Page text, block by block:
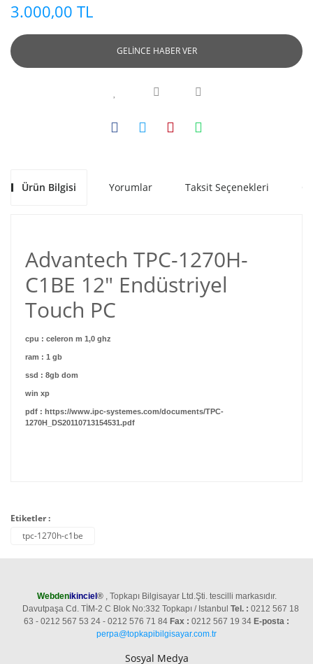
3.000,00 TL
GELİNCE HABER VER
Ürün Bilgisi Yorumlar Taksit Seçenekleri
Advantech TPC-1270H-
C1BE 12" Endüstriyel
Touch PC
cpu : celeron m 1,0 ghz
ram : 1 gb
ssd : 8gb dom
win xp
pdf : https://www.ipc-systemes.com/documents/TPC-
1270H_DS20110713154531.pdf
Etiketler :
tpc-1270h-c1be
Webdenikinciel ®, Topkapı Bilgisayar Ltd.Şti. tescilli markasıdır.
Davutpaşa Cd. TİM-2 C Blok No:332 Topkapı / Istanbul Tel. : 0212 567 18
63 - 0212 567 53 24 - 0212 576 71 84 Fax : 0212 567 19 34 E-posta :
perpa@topkapibilgisayar.com.tr
Sosyal Medya